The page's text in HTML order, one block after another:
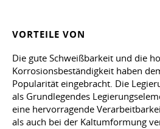
VORTEILE VON
Die gute Schweißbarkeit und die
Korrosionsbeständigkeit haben
Popularität eingebracht. Die
als Grundlegendes
eine hervorragende
als auch bei der Kaltumformung